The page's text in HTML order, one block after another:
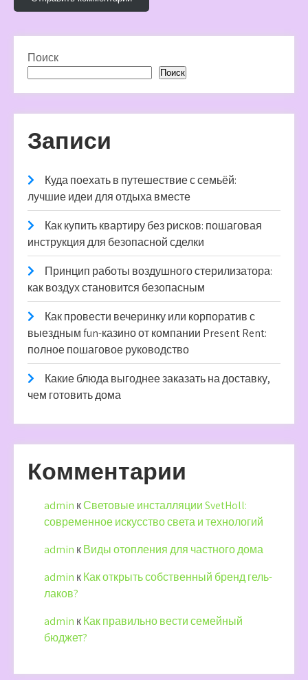
Поиск
Поиск
Записи
Куда поехать в путешествие с семьёй:
лучшие идеи для отдыха вместе
Как купить квартиру без рисков: пошаговая
инструкция для безопасной сделки
Принцип работы воздушного стерилизатора:
как воздух становится безопасным
Как провести вечеринку или корпоратив с
выездным fun-казино от компании Present Rent:
полное пошаговое руководство
Какие блюда выгоднее заказать на доставку,
чем готовить дома
Комментарии
admin кСветовые инсталляции SvetHoll:
современное искусство света и технологий
admin кВиды отопления для частного дома
admin кКак открыть собственный бренд гель-
лаков?
admin кКак правильно вести семейный
бюджет?